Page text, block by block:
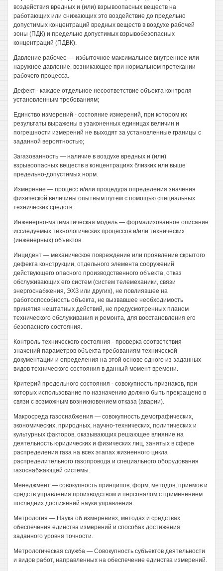
воздействия вредных и (или) взрывоопасных веществ на
работающих или снижающих это воздействие до предельно
допустимых концентраций вредных веществ в воздухе рабочей
зоны (ПДК) и предельно допустимых взрывобезопасных
концентраций (ПДВК).
Давление рабочее — избыточное максимальное внутреннее или
наружное давление, возникающее при нормальном протекании
рабочего процесса.
Дефект - каждое отдельное несоответствие объекта контроля
установленным требованиям;
Единство измерений - состояние измерений, при котором их
результаты выражены в узаконенных единицах величин и
погрешности измерений не выходят за установленные границы с
заданной вероятностью;
Загазованность — наличие в воздухе вредных и (или)
взрывоопасных веществ в концентрациях близких или выше
предельно-допустимых норм.
Измерение — процесс и/или процедура определения значения
физической величины опытным путем с помощью специальных
технических средств.
Инженерно-математическая модель — формализованное описание
исследуемых технологических процессов и/или технических
(инженерных) объектов.
Инцидент — механическое повреждение или проявление скрытого
дефекта конструкции, отдельного элемента сооружений
действующего опасного производственного объекта, отказ
обслуживающих его систем (систем телемеханики, связи
энергоснабжения, ЭХЗ или других), не повлиявшее на
работоспособность объекта, не вызвавшее необходимость
принятия нештатных действий, не предусмотренных планом
технического обслуживания и ремонта, для восстановления его
безопасного состояния.
Контроль технического состояния - проверка соответствия
значений параметров объекта требованиям технической
документации и определения на этой основе одного из заданных
видов технического состояния в данный момент времени.
Критерий предельного состояния - совокупность признаков, при
которых использование по назначению должно быть прекращено в
связи с возможным возникновением отказа (аварии).
Макросреда газоснабжения — совокупность демографических,
экономических, природных, научно-технических, политических и
культурных факторов, оказывающих решающее влияние на
деятельность юридических и физических лиц, занятых в сфере
распределения газа на всех этапах жизненного цикла
распределительного газопровода и специального оборудования
газоснабжающей системы.
Менеджмент — совокупность принципов, форм, методов, приемов и
средств управления производством и персоналом с применением
последних достижений науки управления.
Метрология — Наука об измерениях, методах и средствах
обеспечения единства измерений и способах достижения
заданного уровня точности.
Метрологическая служба — Совокупность субъектов деятельности
и видов работ, направленных на обеспечение единства измерений.